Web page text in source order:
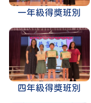
一年級得獎班別
四年級得獎班別